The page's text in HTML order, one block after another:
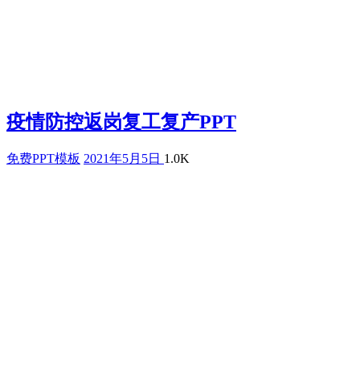
疫情防控返岗复工复产PPT
免费PPT模板 2021年5月5日 1.0K